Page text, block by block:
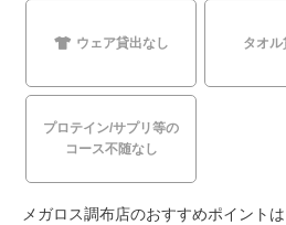
ウェア貸出なし タオル
プロテイン/サプリ等の
コース不随なし
メガロス調布店のおすすめポイント